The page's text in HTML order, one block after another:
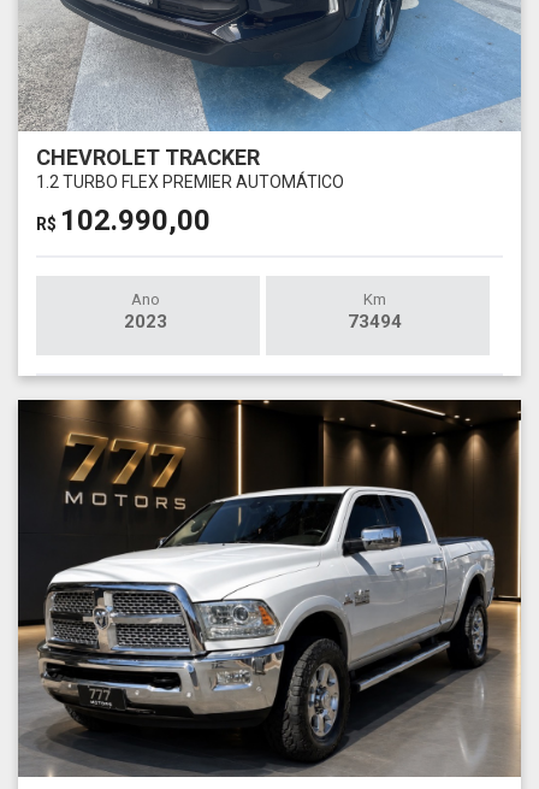
CHEVROLET TRACKER
1.2 TURBO FLEX PREMIER AUTOMÁTICO
R$ 102.990,00
Ano
2023
Km
73494